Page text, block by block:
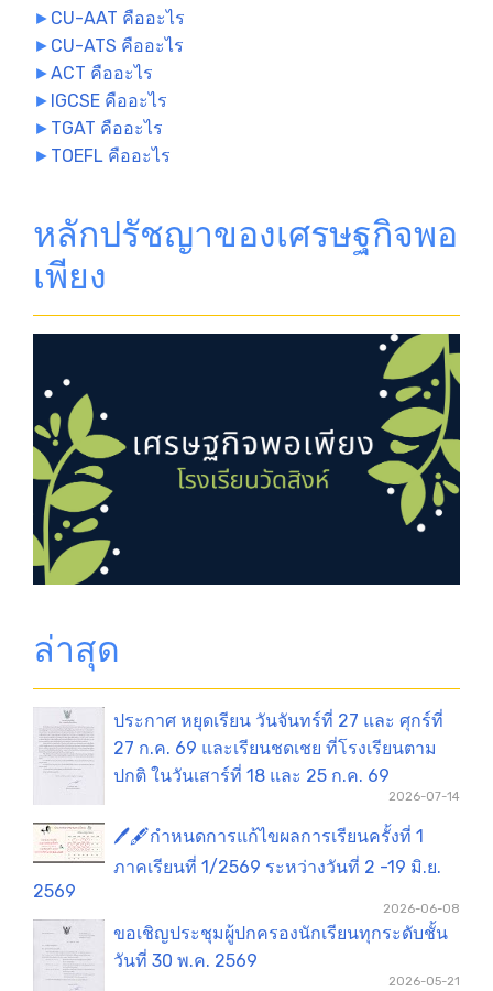
► CU-AAT คืออะไร
► CU-ATS คืออะไร
►ACT คืออะไร
► IGCSE คืออะไร
► TGAT คืออะไร
► TOEFL คืออะไร
หลักปรัชญาของเศรษฐกิจพอ
เพียง
ล่าสุด
ประกาศ หยุดเรียน วันจันทร์ที่ 27 และ ศุกร์ที่
27 ก.ค. 69 และเรียนชดเชย ที่โรงเรียนตาม
ปกติ ในวันเสาร์ที่ 18 และ 25 ก.ค. 69
2026-07-14
🖊️🖋️กำหนดการแก้ไขผลการเรียนครั้งที่ 1
ภาคเรียนที่ 1/2569 ระหว่างวันที่ 2 -19 มิ.ย.
2569
2026-06-08
ขอเชิญประชุมผู้ปกครองนักเรียนทุกระดับชั้น
วันที่ 30 พ.ค. 2569
2026-05-21